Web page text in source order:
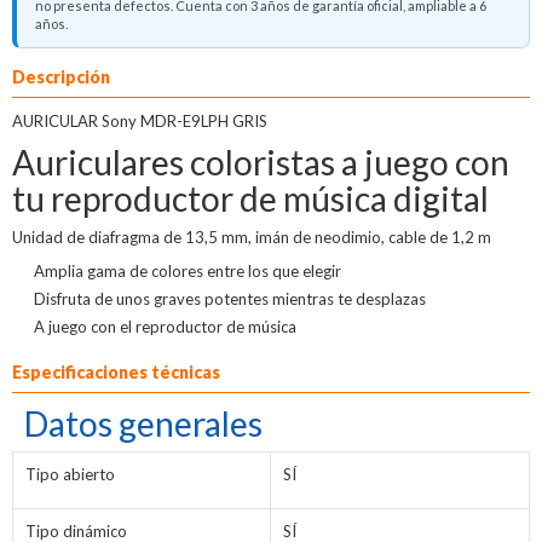
no presenta defectos. Cuenta con 3 años de garantía oficial, ampliable a 6
años.
Descripción
AURICULAR Sony MDR-E9LPH GRIS
Auriculares coloristas a juego con
tu reproductor de música digital
Unidad de diafragma de 13,5 mm, imán de neodimio, cable de 1,2 m
Amplia gama de colores entre los que elegir
Disfruta de unos graves potentes mientras te desplazas
A juego con el reproductor de música
Especificaciones técnicas
Datos generales
Tipo abierto SÍ
Tipo dinámico SÍ